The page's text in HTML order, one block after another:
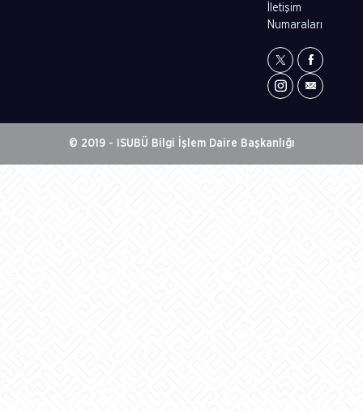
İletişim
Numaraları
© 2019 - ISUBÜ Bilgi İşlem Daire Başkanlığı